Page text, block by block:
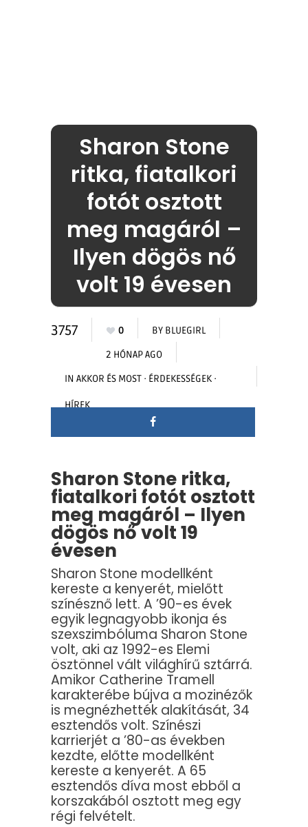
Sharon Stone
ritka, fiatalkori
fotót osztott
meg magáról –
Ilyen dögös nő
volt 19 évesen
3757 0 BY BLUEGIRL
2 HÓNAP AGO
IN AKKOR ÉS MOST · ÉRDEKESSÉGEK ·
HÍREK
Sharon Stone ritka,
fiatalkori fotót osztott
meg magáról – Ilyen
dögös nő volt 19
évesen
Sharon Stone modellként
kereste a kenyerét, mielőtt
színésznő lett. A ’90-es évek
egyik legnagyobb ikonja és
szexszimbóluma Sharon Stone
volt, aki az 1992-es Elemi
ösztönnel vált világhírű sztárrá.
Amikor Catherine Tramell
karakterébe bújva a mozinézők
is megnézhették alakítását, 34
esztendős volt. Színészi
karrierjét a ’80-as években
kezdte, előtte modellként
kereste a kenyerét. A 65
esztendős díva most ebből a
korszakából osztott meg egy
régi felvételt.